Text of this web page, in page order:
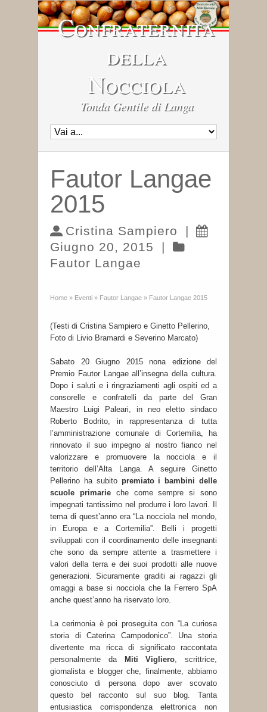
Confraternita
della
Nocciola
Tonda Gentile di Langa
Fautor Langae
2015
Cristina Sampiero
|
Giugno 20, 2015
|
Fautor Langae
Home » Eventi » Fautor Langae » Fautor Langae 2015
(Testi di Cristina Sampiero e Ginetto Pellerino,
Foto di Livio Bramardi e Severino Marcato)
Sabato 20 Giugno 2015 nona edizione del
Premio Fautor Langae all’insegna della cultura.
Dopo i saluti e i ringraziamenti agli ospiti ed a
consorelle e confratelli da parte del Gran
Maestro Luigi Paleari, in neo eletto sindaco
Roberto Bodrito, in rappresentanza di tutta
l’amministrazione comunale di Cortemilia, ha
rinnovato il suo impegno al nostro fianco nel
valorizzare e promuovere la nocciola e il
territorio dell’Alta Langa. A seguire Ginetto
Pellerino ha subito premiato i bambini delle
scuole primarieche come sempre si sono
impegnati tantissimo nel produrre i loro lavori. Il
tema di quest’anno era “La nocciola nel mondo,
in Europa e a Cortemilia”. Belli i progetti
sviluppati con il coordinamento delle insegnanti
che sono da sempre attente a trasmettere i
valori della terra e dei suoi prodotti alle nuove
generazioni. Sicuramente graditi ai ragazzi gli
omaggi a base si nocciola che la Ferrero SpA
anche quest’anno ha riservato loro.
La cerimonia è poi proseguita con “La curiosa
storia di Caterina Campodonico”. Una storia
divertente ma ricca di significato raccontata
personalmente da
Miti Vigliero, scrittrice,
giornalista e blogger che, finalmente, abbiamo
conosciuto di persona dopo aver scovato
questo bel racconto sul suo blog. Tanta
entusiastica corrispondenza elettronica non